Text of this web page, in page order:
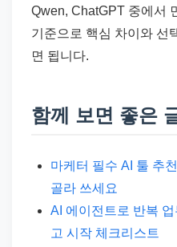
Qwen, ChatGPT 중에서
기준으로 핵심 차이와 선
면 됩니다.
함께 보면 좋은
마케터 필수 AI 툴 추
골라 쓰세요
AI 에이전트로 반복
고 시작 체크리스트